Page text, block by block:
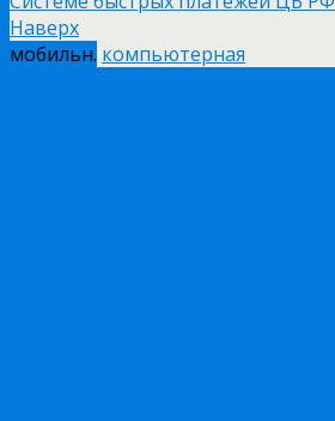
Наверх
мобильн. компьютерная